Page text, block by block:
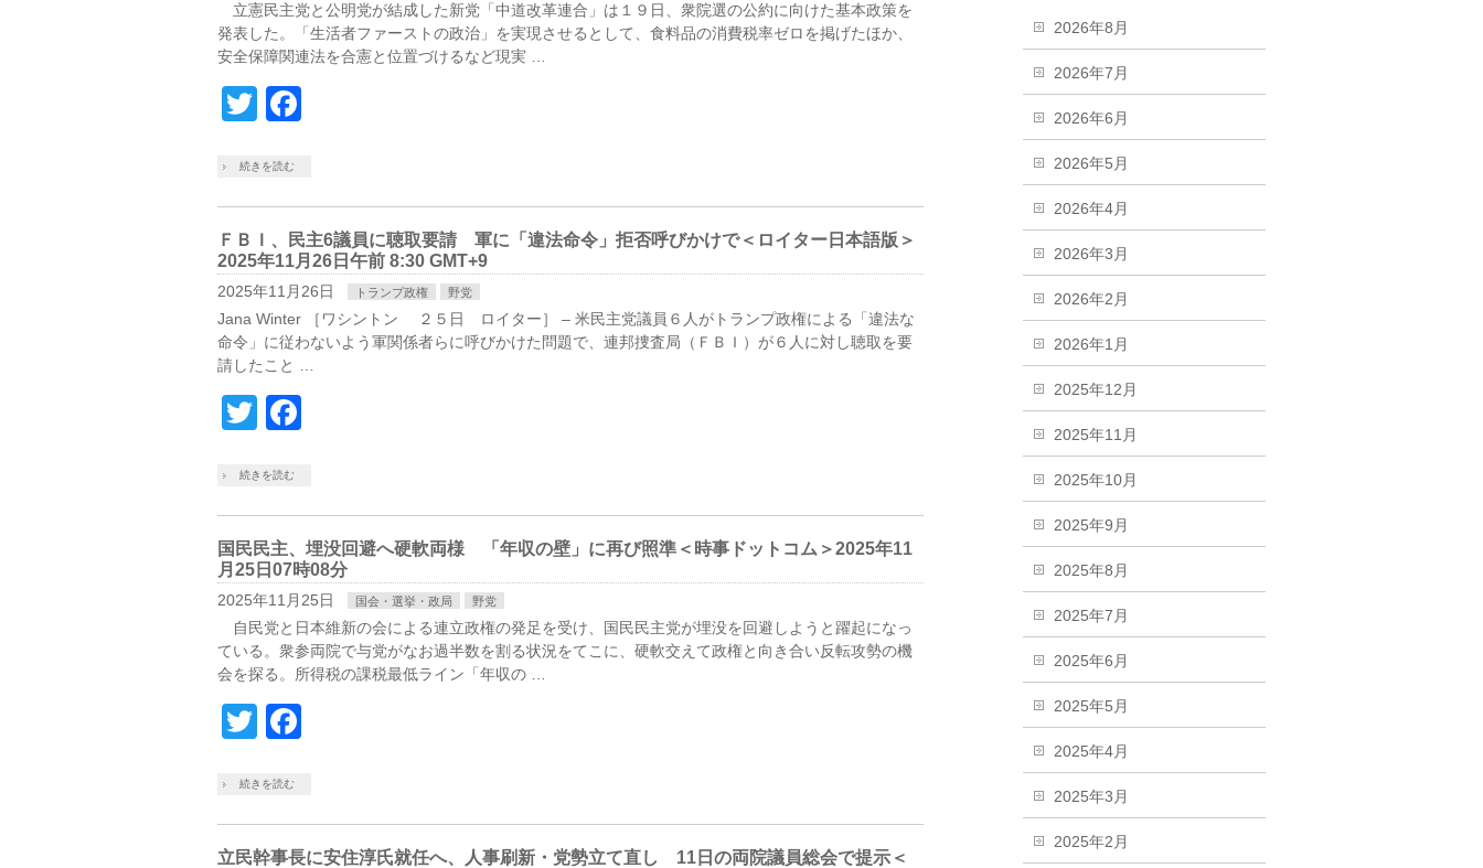
立憲民主党と公明党が結成した新党「中道改革連合」は１９日、衆院選の公約に向けた基本政策を
発表した。「生活者ファーストの政治」を実現させるとして、食料品の消費税率ゼロを掲げたほか、
安全保障関連法を合憲と位置づけるなど現実 …
Twitter
続きを読む
ＦＢＩ、民主6議員に聴取要請 軍に「違法命令」拒否呼びかけで＜ロイター日本語版＞
2025年11月26日午前 8:30 GMT+9
2025年11月26日 トランプ政権 野党
Jana Winter ［ワシントン ２５日 ロイター］ – 米民主党議員６人がトランプ政権による「違法な
命令」に従わないよう軍関係者らに呼びかけた問題で、連邦捜査局（ＦＢＩ）が６人に対し聴取を要
請したこと …
Twitter
続きを読む
国民民主、埋没回避へ硬軟両様 「年収の壁」に再び照準＜時事ドットコム＞2025年11
月25日07時08分
2025年11月25日 国会・選挙・政局 野党
自民党と日本維新の会による連立政権の発足を受け、国民民主党が埋没を回避しようと躍起になっ
ている。衆参両院で与党がなお過半数を割る状況をてこに、硬軟交えて政権と向き合い反転攻勢の機
会を探る。所得税の課税最低ライン「年収の …
Twitter
続きを読む
立民幹事長に安住淳氏就任へ、人事刷新・党勢立て直し 11日の両院議員総会で提示＜
2026年8月
2026年7月
2026年6月
2026年5月
2026年4月
2026年3月
2026年2月
2026年1月
2025年12月
2025年11月
2025年10月
2025年9月
2025年8月
2025年7月
2025年6月
2025年5月
2025年4月
2025年3月
2025年2月